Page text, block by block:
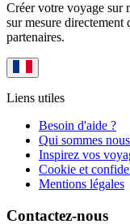
Créer votre voyage sur
sur mesure directement
partenaires.
Liens utiles
Besoin d'aide ?
Qui sommes
Inspirez vos
Cookie et
Mentions légales
Contactez-nous